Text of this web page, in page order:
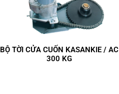
BỘ TỜI CỬA CUỐN KASANKIE / AC
300 KG